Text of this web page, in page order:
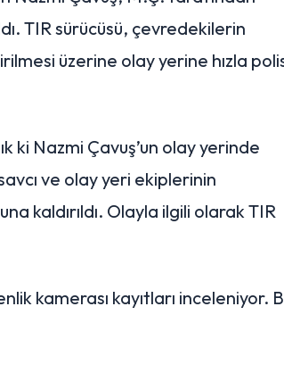
TIR sürücüsü, çevredekilerin
üzerine olay yerine hızla
ki Nazmi Çavuş’un olay yerinde
ve olay yeri ekiplerinin
kaldırıldı. Olayla ilgili olarak TIR
kamerası kayıtları inceleniyor.